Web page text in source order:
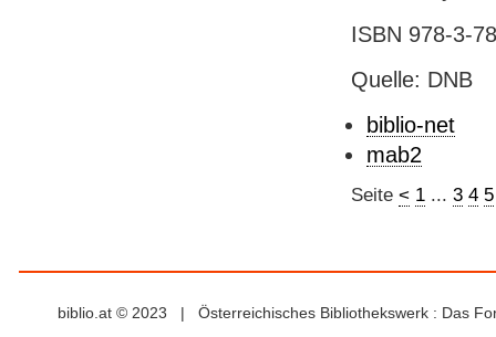
ISBN 978-3-
Quelle: DNB
biblio-net
mab2
Seite < 1... 3 4 5
biblio.at © 2023 | Österreichisches Bibliothekswerk : Das